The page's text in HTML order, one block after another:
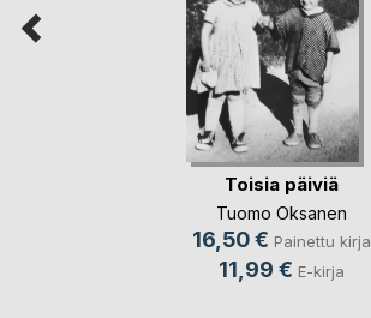
Toisia päiviä
Tuomo Oksanen
16,50 € Painettu kirja
11,99 € E-kirja